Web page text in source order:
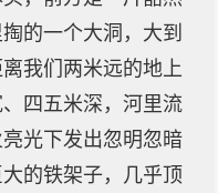
的一个大洞，大到
我们两米远的地上
四五米深，河里流
光下发出忽明忽暗
的铁架子，几乎顶